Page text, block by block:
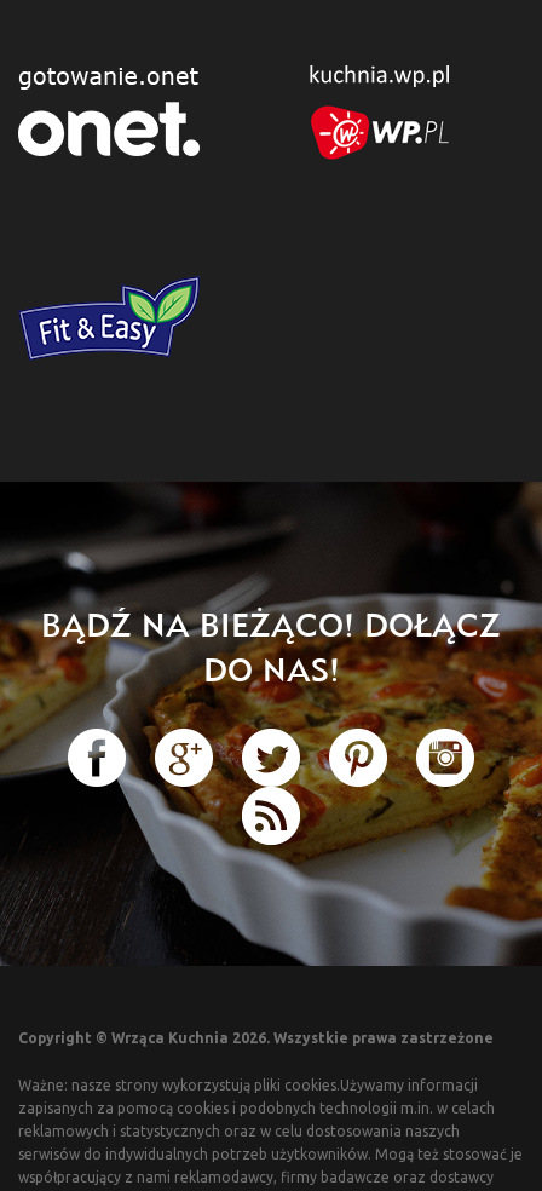
BĄDŹ NA BIEŻĄCO! DOŁĄCZ
DO NAS!
Copyright © Wrząca Kuchnia 2026. Wszystkie prawa zastrzeżone
Ważne: nasze strony wykorzystują pliki cookies.Używamy informacji
zapisanych za pomocą cookies i podobnych technologii m.in. w celach
reklamowych i statystycznych oraz w celu dostosowania naszych
serwisów do indywidualnych potrzeb użytkowników. Mogą też stosować je
współpracujący z nami reklamodawcy, firmy badawcze oraz dostawcy